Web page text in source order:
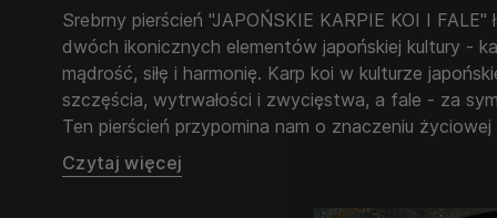
Srebrny pierścień "JAPOŃSKIE KARPIE KOI I
dwóch ikonicznych elementów japońskiej kultury -
mądrość, siłę i harmonię. Karp koi w kulturze
szczęścia, wytrwałości i zwycięstwa, a fale - za
Ten pierścień przypomina nam o znaczeniu
przynosi nowe wyzwania i możliwości. Symbolizuje
wewnętrzny, pomagając zachować spokój i siłę
Ten pierścień jest doskonałym wyborem dla tych,
Czytaj więcej